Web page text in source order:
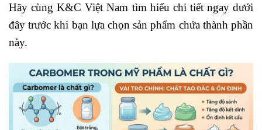
Hãy cùng K&C Việt Nam tìm hiểu chi tiết ngay dưới
đây trước khi bạn lựa chọn sản phẩm chứa thành phần
này.